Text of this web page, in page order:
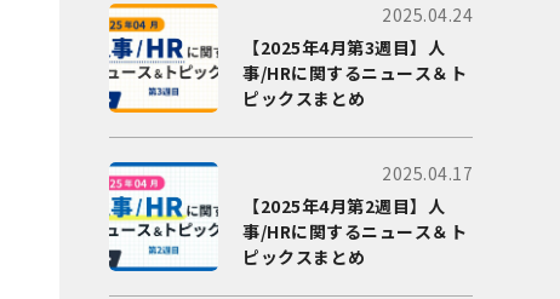
2025.04.24
【2025年4月第3週目】人
事/HRに関するニュース＆ト
ピックスまとめ
2025.04.17
【2025年4月第2週目】人
事/HRに関するニュース＆ト
ピックスまとめ